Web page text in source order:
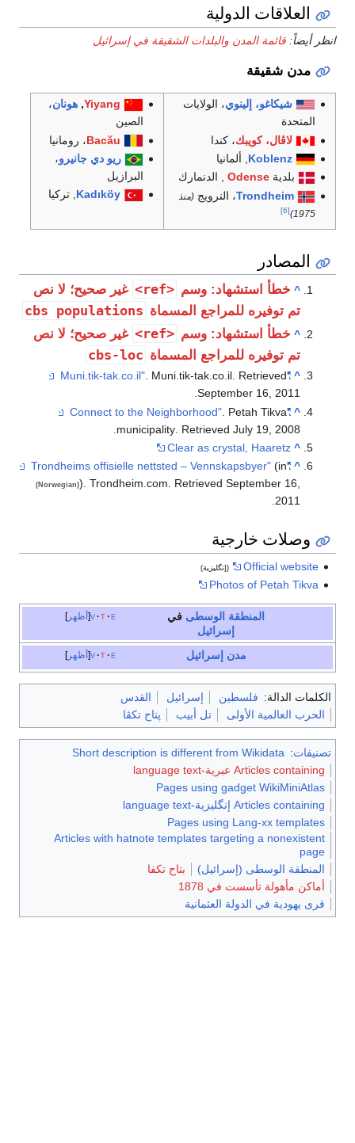
العلاقات الدولية
انظر أيضاً: قائمة المدن والبلدات الشقيقة في إسرائيل
مدن شقيقة
شيكاغو، إلينوي، الولايات
المتحدة
لاڤال، كويبك، كندا
Koblenz , ألمانيا
بلديةOdense , الدنمارك
Trondheim، النرويج(منذ
1975)
[6]
Yiyang
,هونان،
الصين
Bacău، رومانيا
ريو دي جانيرو،
البرازيل
Kadıköy, تركيا
المصادر
^ خطأ استشهاد: وسم <ref>
غير صحيح؛ لا نص
تم توفيره للمراجع المسماة cbs populations
^ خطأ استشهاد: وسم <ref>
غير صحيح؛ لا نص
تم توفيره للمراجع المسماة cbs-loc
^
"Muni.tik-tak.co.il"
. Muni.tik-tak.co.il. Retrieved
September 16, 2011
.
^
"Connect to the Neighborhood"
. Petah Tikva
municipality . RetrievedJuly 19, 2008
^
Clear as crystal, Haaretz
^
"Trondheims offisielle nettsted – Vennskapsbyer"
(in
(Norwegian)). Trondheim.com. RetrievedSeptember 16,
2011
.
وصلات خارجية
Official website (إنگليزية)
Photos of Petah Tikva
أظهر v t e المنطقة الوسطى في
إسرائيل
أظهر v t e مدن إسرائيل
الكلمات الدالة: فلسطين إسرائيل
القدس
الحرب العالمية الأولى
تل أبيب پتاح تكڤا
تصنيفات:
Short description is different from Wikidata
Articles containing عبرية-language text
Pages using gadget WikiMiniAtlas
Articles containing إنگليزية-language text
Pages using Lang-xx templates
Articles with hatnote templates targeting a nonexistent
page
المنطقة الوسطى (إسرائيل)
بتاح تكفا
أماكن مأهولة تأسست في 1878
قرى يهودية في الدولة العثمانية